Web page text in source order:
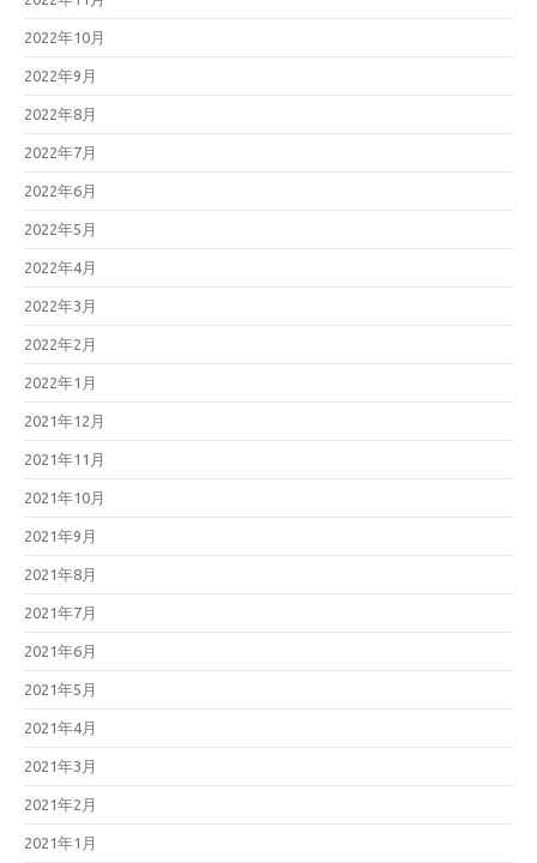
2022年10月
2022年9月
2022年8月
2022年7月
2022年6月
2022年5月
2022年4月
2022年3月
2022年2月
2022年1月
2021年12月
2021年11月
2021年10月
2021年9月
2021年8月
2021年7月
2021年6月
2021年5月
2021年4月
2021年3月
2021年2月
2021年1月